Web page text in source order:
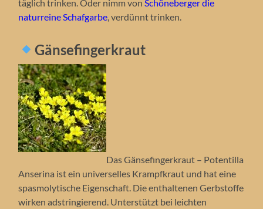
täglich trinken. Oder nimm von Schöneberger die
naturreine Schafgarbe , verdünnt trinken.
Gänsefingerkraut
Das Gänsefingerkraut – Potentilla
Anserina ist ein universelles Krampfkraut und hat eine
spasmolytische Eigenschaft. Die enthaltenen Gerbstoffe
wirken adstringierend. Unterstützt bei leichten